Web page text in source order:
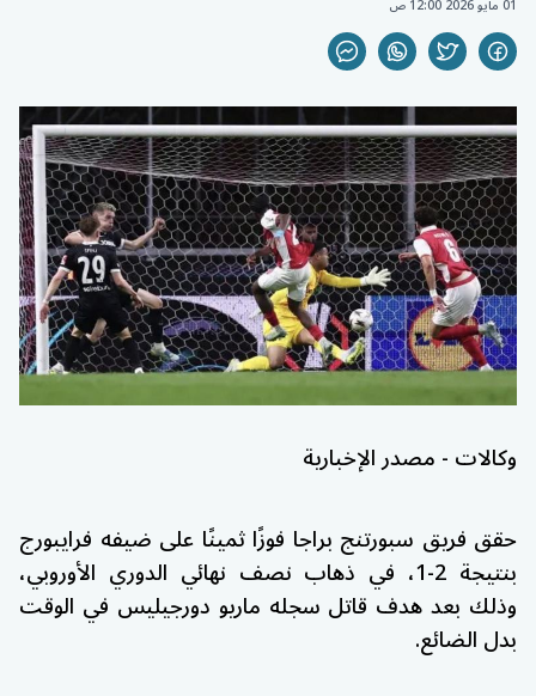
01 مايو 2026 12:00 ص
وكالات - مصدر الإخبارية
حقق فريق سبورتنج براجا فوزًا ثمينًا على ضيفه فرايبورج
بنتيجة 2-1، في ذهاب نصف نهائي الدوري الأوروبي،
وذلك بعد هدف قاتل سجله ماريو دورجيليس في الوقت
بدل الضائع.